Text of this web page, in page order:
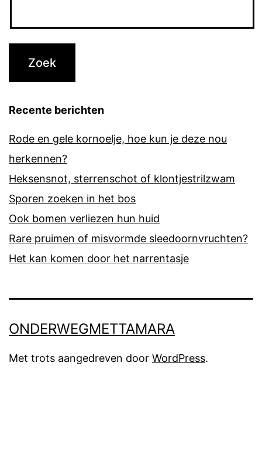
Recente berichten
Rode en gele kornoelje, hoe kun je deze nou
herkennen?
Heksensnot, sterrenschot of klontjestrilzwam
Sporen zoeken in het bos
Ook bomen verliezen hun huid
Rare pruimen of misvormde sleedoornvruchten?
Het kan komen door het narrentasje
ONDERWEGMETTAMARA
Met trots aangedreven door WordPress.